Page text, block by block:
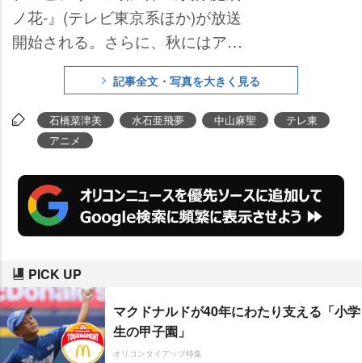
ノ花-』(テレビ東京系ほか)が放送
開始される。さらに、秋にはアニ
メシリーズ『牙狼＜GARO＞-炎の
刻印-』の放送も決定した。
記事全文・写真を大きく見る
石橋菜津美 水石亜飛夢 中山麻聖
テレ東
アニメ
PICK UP
マクドナルドが40年にわたり支える「小学
生の甲子園」
オリコンタイアップ特集